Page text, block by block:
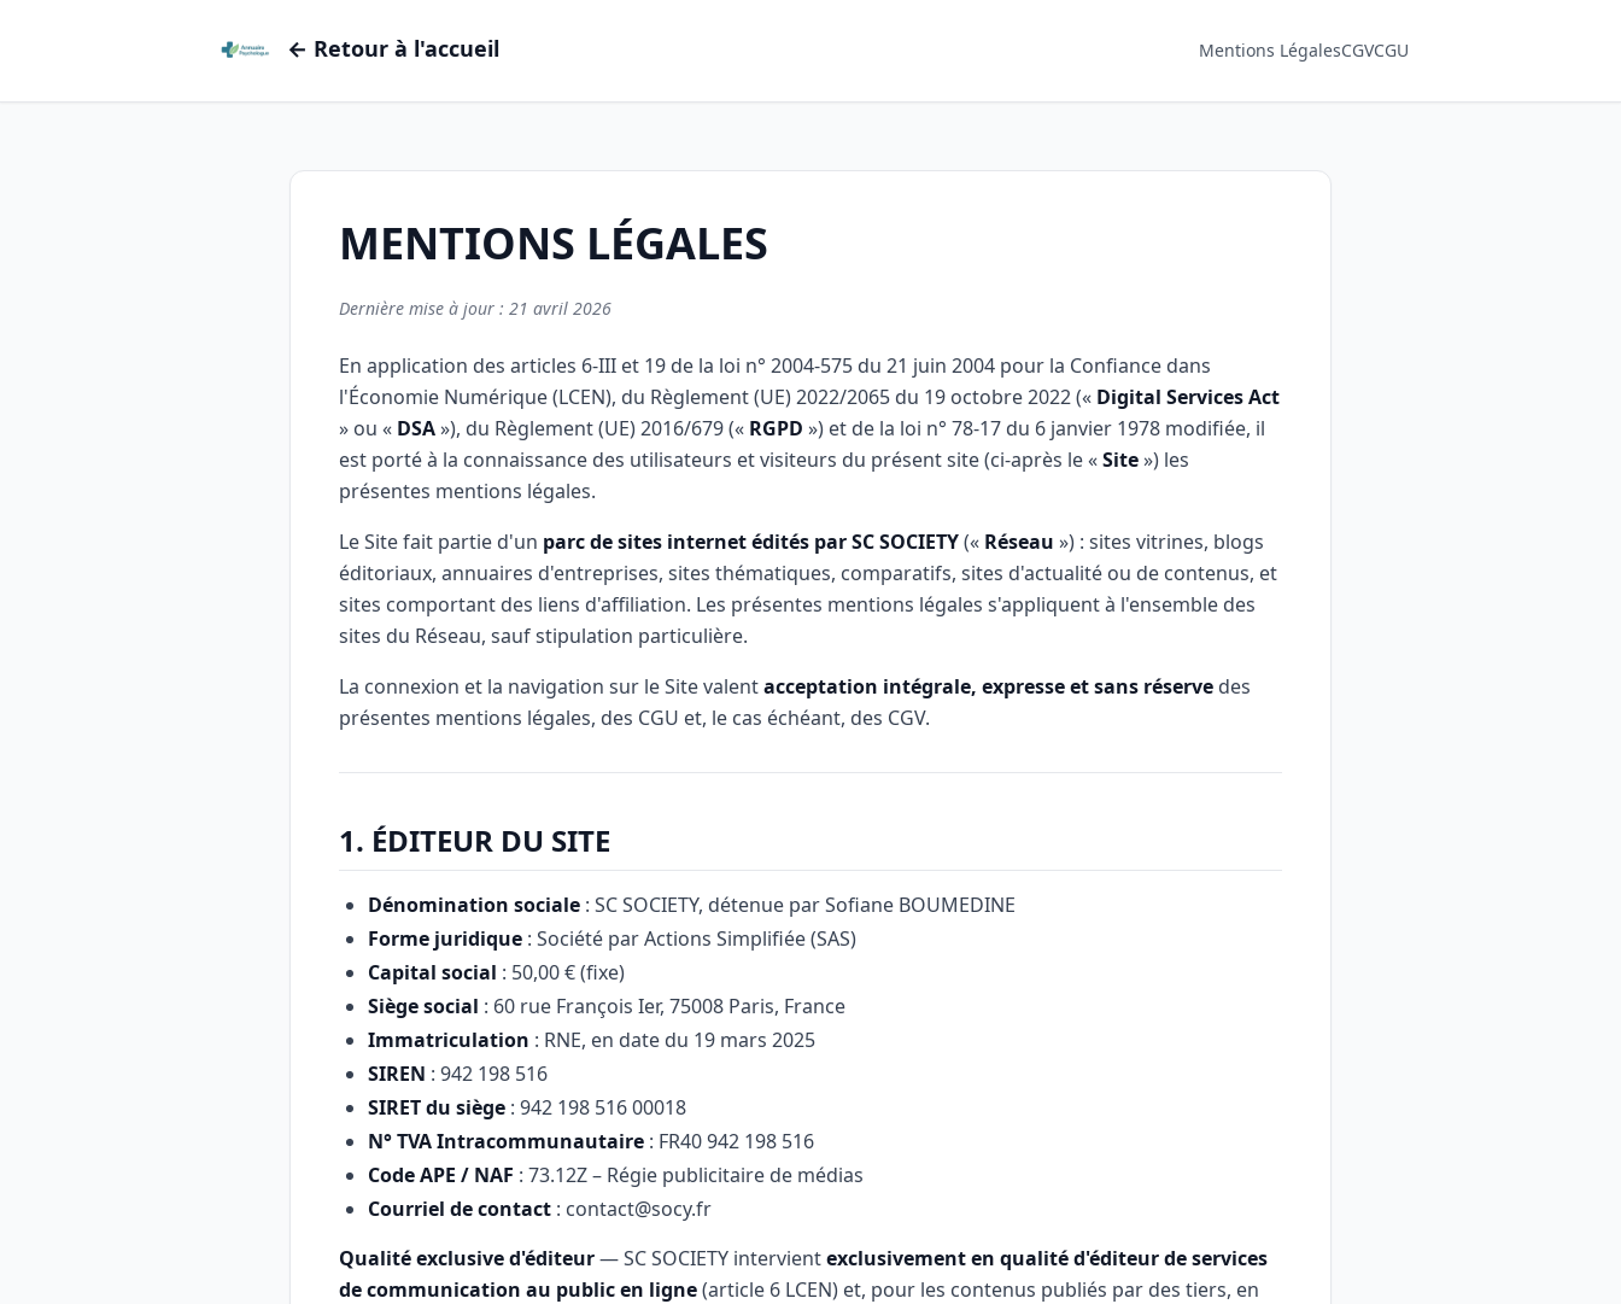
← Retour à l'accueil Mentions LégalesCGVCGU
MENTIONS LÉGALES
Dernière mise à jour : 21 avril 2026
En application des articles 6-III et 19 de la loi n° 2004-575 du 21 juin 2004 pour la Confiance dans
l'Économie Numérique (LCEN), du Règlement (UE) 2022/2065 du 19 octobre 2022 (« Digital Services Act
» ou « DSA»), du Règlement (UE) 2016/679 (« RGPD ») et de la loi n° 78-17 du 6 janvier 1978 modifiée, il
est porté à la connaissance des utilisateurs et visiteurs du présent site (ci-après le «Site») les
présentes mentions légales.
Le Site fait partie d'un parc de sites internet édités par SC SOCIETY(« Réseau ») : sites vitrines, blogs
éditoriaux, annuaires d'entreprises, sites thématiques, comparatifs, sites d'actualité ou de contenus, et
sites comportant des liens d'affiliation. Les présentes mentions légales s'appliquent à l'ensemble des
sites du Réseau, sauf stipulation particulière.
La connexion et la navigation sur le Site valentacceptation intégrale, expresse et sans réserve des
présentes mentions légales, des CGU et, le cas échéant, des CGV.
1. ÉDITEUR DU SITE
Dénomination sociale : SC SOCIETY, détenue par Sofiane BOUMEDINE
Forme juridique : Société par Actions Simplifiée (SAS)
Capital social : 50,00 € (fixe)
Siège social : 60 rue François Ier, 75008 Paris, France
Immatriculation : RNE, en date du 19 mars 2025
SIREN : 942 198 516
SIRET du siège : 942 198 516 00018
N° TVA Intracommunautaire : FR40 942 198 516
Code APE / NAF : 73.12Z – Régie publicitaire de médias
Courriel de contact : contact@socy.fr
Qualité exclusive d'éditeur— SC SOCIETY intervientexclusivement en qualité d'éditeur de services
de communication au public en ligne(article 6 LCEN) et, pour les contenus publiés par des tiers, en